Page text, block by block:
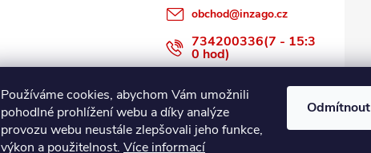
Používáme cookies, abychom Vám umožnili
pohodlné prohlížení webu a díky analýze
provozu webu neustále zlepšovali jeho funkce,
výkon a použitelnost. Více informací
Odmítnout
obchod@inzago.cz
734200336(7 - 15:3
0 hod)